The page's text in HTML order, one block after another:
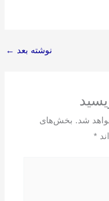
نوشته بعد ←
شد. بخش‌های
*